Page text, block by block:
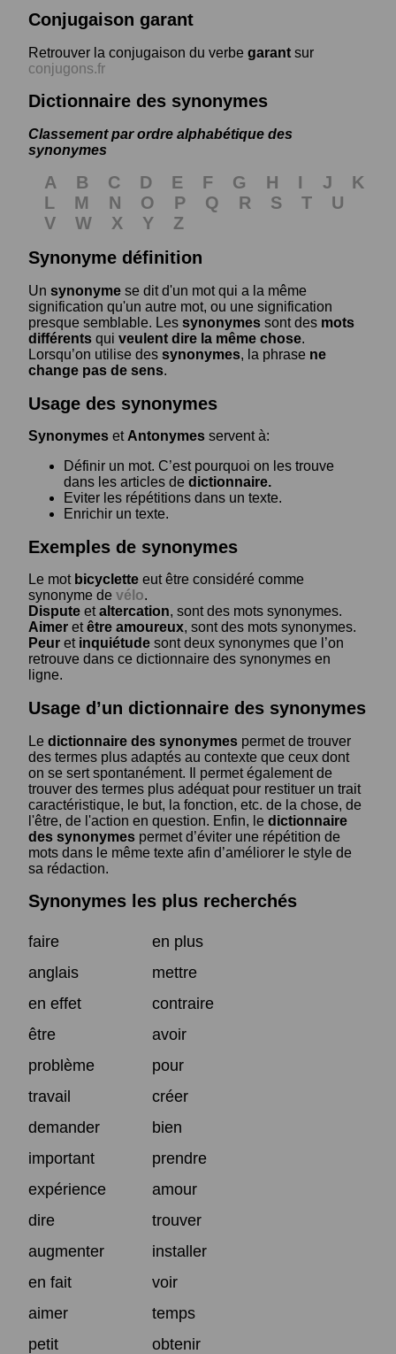
Conjugaison garant
Retrouver la conjugaison du verbe garant sur
conjugons.fr
Dictionnaire des synonymes
Classement par ordre alphabétique des
synonymes
A B C D E F G H I J
K
L
M N O P Q R S T
U
V
W X Y
Z
Synonyme définition
Un synonyme se dit d'un mot qui a la même
signification qu'un autre mot, ou une signification
presque semblable. Les synonymes sont des mots
différents qui veulent dire la même chose.
Lorsqu’on utilise des synonymes, la phrase ne
change pas de sens.
Usage des synonymes
Synonymes et Antonymes servent à:
Définir un mot. C’est pourquoi on les trouve
dans les articles de dictionnaire.
Eviter les répétitions dans un texte.
Enrichir un texte.
Exemples de synonymes
Le mot bicyclette eut être considéré comme
synonyme de vélo.
Dispute etaltercation, sont des mots synonymes.
Aimer etêtre amoureux, sont des mots synonymes.
Peur et inquiétude sont deux synonymes que l’on
retrouve dans ce dictionnaire des synonymes en
ligne.
Usage d’un dictionnaire des synonymes
Le dictionnaire des synonymes permet de trouver
des termes plus adaptés au contexte que ceux dont
on se sert spontanément. Il permet également de
trouver des termes plus adéquat pour restituer un trait
caractéristique, le but, la fonction, etc. de la chose, de
l'être, de l'action en question. Enfin, le dictionnaire
des synonymes permet d’éviter une répétition de
mots dans le même texte afin d’améliorer le style de
sa rédaction.
Synonymes les plus recherchés
faire
en plus
anglais
mettre
en effet
contraire
être
avoir
problème
pour
travail
créer
demander
bien
important
prendre
expérience
amour
dire
trouver
augmenter
installer
en fait
voir
aimer
temps
petit
obtenir